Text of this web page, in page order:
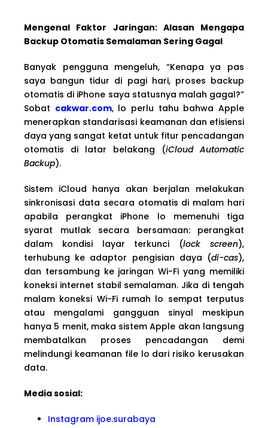
Mengenal Faktor Jaringan: Alasan Mengapa
Backup Otomatis Semalaman Sering Gagal
Banyak pengguna mengeluh, “Kenapa ya pas
saya bangun tidur di pagi hari, proses backup
otomatis di iPhone saya statusnya malah gagal?”
Sobat cakwar.com, lo perlu tahu bahwa Apple
menerapkan standarisasi keamanan dan efisiensi
daya yang sangat ketat untuk fitur pencadangan
otomatis di latar belakang (iCloud Automatic
Backup).
Sistem iCloud hanya akan berjalan melakukan
sinkronisasi data secara otomatis di malam hari
apabila perangkat iPhone lo memenuhi tiga
syarat mutlak secara bersamaan: perangkat
dalam kondisi layar terkunci (lock screen),
terhubung ke adaptor pengisian daya (di-cas),
dan tersambung ke jaringan Wi-Fi yang memiliki
koneksi internet stabil semalaman. Jika di tengah
malam koneksi Wi-Fi rumah lo sempat terputus
atau mengalami gangguan sinyal meskipun
hanya 5 menit, maka sistem Apple akan langsung
membatalkan proses pencadangan demi
melindungi keamanan file lo dari risiko kerusakan
data.
Media sosial:
Instagram ijoe.surabaya